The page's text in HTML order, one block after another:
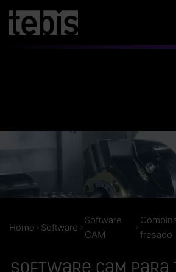
Home Software
Software
CAM
fresado
Software CAM